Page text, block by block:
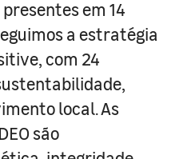
em 14
a estratégia
com 24
local. As
são